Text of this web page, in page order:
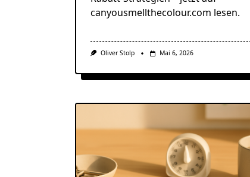
canyousmellthecolour.com lesen.
Oliver Stolp Mai 6, 2026